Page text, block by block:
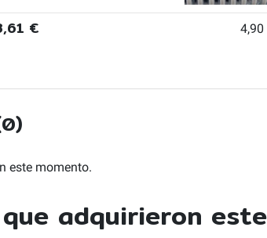
€ 4,90
este momento.
adquirieron